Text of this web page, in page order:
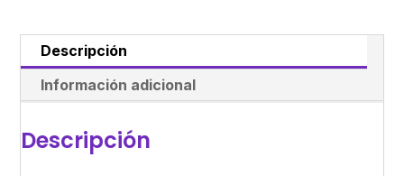
Descripción
Información adicional
Descripción